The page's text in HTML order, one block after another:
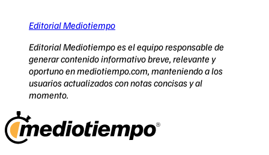
Editorial Mediotiempo
Editorial Mediotiempo es el equipo responsable de
generar contenido informativo breve, relevante y
oportuno en mediotiempo.com, manteniendo a los
usuarios actualizados con notas concisas y al
momento.